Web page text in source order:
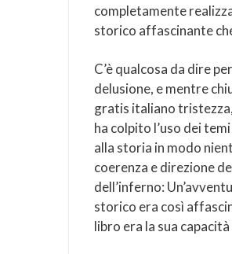
completamente
storico affascinante
C’è qualcosa da dire
delusione, e mentre
gratis italiano
ha colpito l’uso dei
alla storia in modo
coerenza e direzione
dell’inferno:
storico era così
libro era la sua